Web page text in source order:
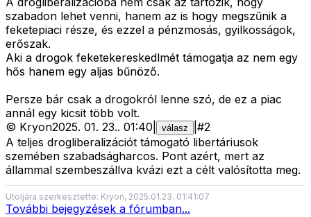
szabadon lehet venni, hanem az is hogy megszűnik a
feketepiaci része, és ezzel a pénzmosás, gyilkosságok,
erőszak.
Aki a drogok feketekereskedlmét támogatja az nem egy
hős hanem egy aljas bűnöző.
Persze bár csak a drogokról lenne szó, de ez a piac
annál egy kicsit több volt.
© Kryon2025. 01. 23.. 01:40 válasz #2
A teljes drogliberalizációt támogató libertáriusok
szemében szabadságharcos. Pont azért, mert az
állammal szembeszállva kvázi ezt a célt valósította meg.
Utoljára szerkesztette: Kryon, 2025.01.23. 01:41:07
További bejegyzések a fórumban...